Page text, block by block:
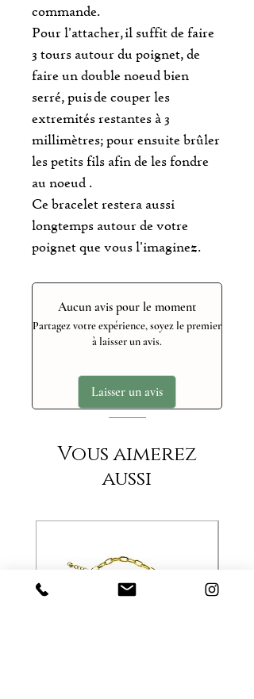
commande.
Pour l'attacher, il suffit de faire
3 tours autour du poignet, de
faire un double noeud bien
serré, puis de couper les
extremités restantes à 3
millimètres; pour ensuite brûler
les petits fils afin de les fondre
au noeud .
Ce bracelet restera aussi
longtemps autour de votre
poignet que vous l'imaginez.
Aucun avis pour le moment
Partagez votre expérience, soyez le premier
à laisser un avis.
Laisser un avis
Vous aimerez
aussi